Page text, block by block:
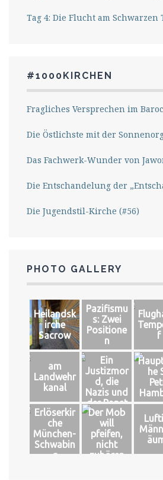
Tag 4: Die Flucht am Schwarzen
#1000KIRCHEN
Fragliches Versprechen im
Die Östlichste mit der
Das Fachwerk-Wunder von
Die Entschandelung der
Die Jugendstil-Kirche (#56)
PHOTO GALLERY
Heilandsk
irche
Sacrow
Pazifismu
s: Zwei
Positione
n
f
am
Landwehr
kanal
Ein
Justizmor
d, die
Nazis und
der Papst
he
Erlöserkir
che
München-
Schwabin
g
Der Mob
will
pfeifen,
nicht
zuhören